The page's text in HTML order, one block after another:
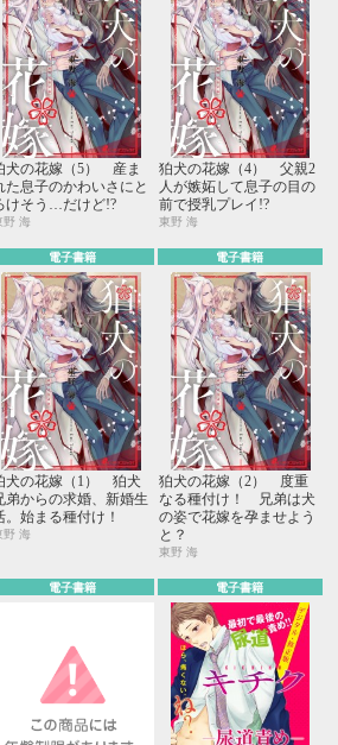
犬の花嫁（5） 産ま
た息子のかわいさにと
けそう…だけど!?
野 海
狛犬の花嫁（4） 父親2
人が嫉妬して息子の目の
前で授乳プレイ!?
東野 海
電子書籍
犬の花嫁（1） 狛犬
弟からの求婚、新婚生
。始まる種付け！
野 海
電子書籍
狛犬の花嫁（2） 度重
なる種付け！ 兄弟は犬
の姿で花嫁を孕ませよう
と？
東野 海
電子書籍 電子書籍